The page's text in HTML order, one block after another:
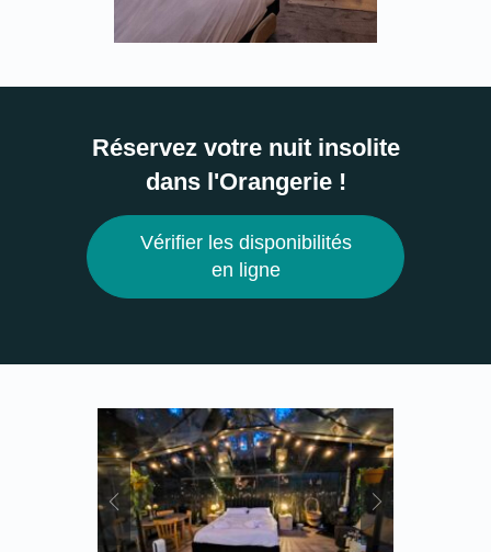
Réservez votre nuit insolite
dans l'Orangerie !
Vérifier les disponibilités
en ligne